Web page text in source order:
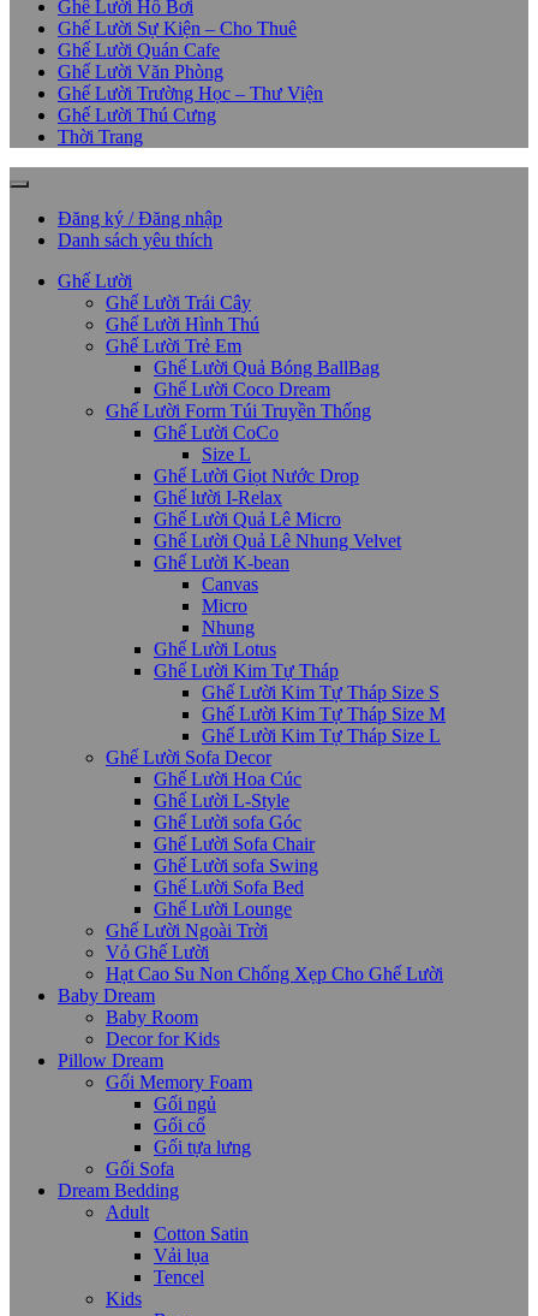
Ghế Lười Hồ Bơi
Ghế Lười Sự Kiện – Cho Thuê
Ghế Lười Quán Cafe
Ghế Lười Văn Phòng
Ghế Lười Trường Học – Thư Viện
Ghế Lười Thú Cưng
Thời Trang
Đăng ký / Đăng nhập
Danh sách yêu thích
Ghế Lười
Ghế Lười Trái Cây
Ghế Lười Hình Thú
Ghế Lười Trẻ Em
Ghế Lười Quả Bóng BallBag
Ghế Lười Coco Dream
Ghế Lười Form Túi Truyền Thống
Ghế Lười CoCo
Size L
Ghế Lười Giọt Nước Drop
Ghế lười I-Relax
Ghế Lười Quả Lê Micro
Ghế Lười Quả Lê Nhung Velvet
Ghế Lười K-bean
Canvas
Micro
Nhung
Ghế Lười Lotus
Ghế Lười Kim Tự Tháp
Ghế Lười Kim Tự Tháp Size S
Ghế Lười Kim Tự Tháp Size M
Ghế Lười Kim Tự Tháp Size L
Ghế Lười Sofa Decor
Ghế Lười Hoa Cúc
Ghế Lười L-Style
Ghế Lười sofa Góc
Ghế Lười Sofa Chair
Ghế Lười sofa Swing
Ghế Lười Sofa Bed
Ghế Lười Lounge
Ghế Lười Ngoài Trời
Vỏ Ghế Lười
Hạt Cao Su Non Chống Xẹp Cho Ghế Lười
Baby Dream
Baby Room
Decor for Kids
Pillow Dream
Gối Memory Foam
Gối ngủ
Gối cổ
Gối tựa lưng
Gối Sofa
Dream Bedding
Adult
Cotton Satin
Vải lụa
Tencel
Kids